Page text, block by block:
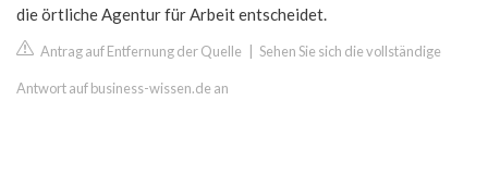
die örtliche Agentur für Arbeit entscheidet.
Antrag auf Entfernung der Quelle Sehen Sie sich die vollständige
Antwort auf business-wissen.de an